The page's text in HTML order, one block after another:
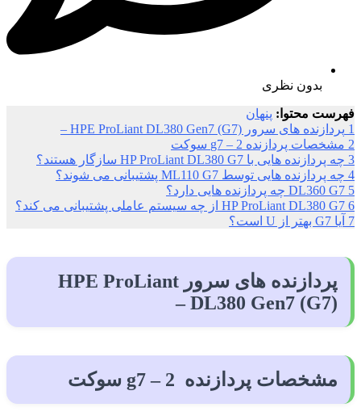
بدون نظری
فهرست محتوا: پنهان
1 پردازنده های سرور HPE ProLiant DL380 Gen7 (G7) –
2 مشخصات پردازنده g7 – 2 سوکت
3 چه پردازنده هایی با HP ProLiant DL380 G7 سازگار هستند؟
4 چه پردازنده هایی توسط ML110 G7 پشتیبانی می شوند؟
5 DL360 G7 چه پردازنده هایی دارد؟
6 HP ProLiant DL380 G7 از چه سیستم عاملی پشتیبانی می کند؟
7 آیا G7 بهتر از U است؟
پردازنده های سرور HPE ProLiant
DL380 Gen7 (G7) –
مشخصات پردازنده g7 – 2 سوکت